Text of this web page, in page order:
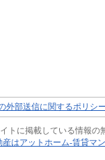
外部送信に関するポリシ
トに掲載している情報の
産はアットホーム-賃貸マ